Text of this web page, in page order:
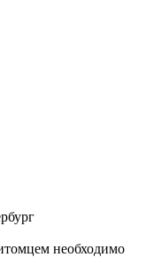
необходимо